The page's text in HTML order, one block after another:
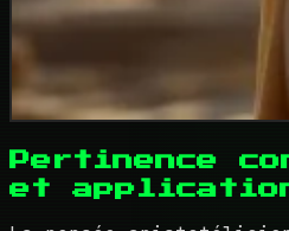
Pertinence
et